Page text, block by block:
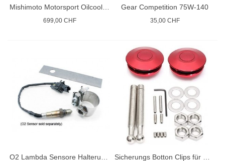
Mishimoto Motorsport Oilcooler R
699,00 CHF
Gear Competition 75W-140
35,00 CHF
O2 Lambda Sensore Halterung ohne Anschwaissen Sicherungs Botton Clips für Motorhauben Kotflügel Rennsport